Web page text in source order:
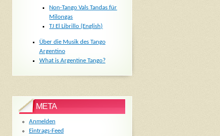
Non-Tango Vals Tandas für
Milongas
TJ El Librillo (English)
Über die Musik des Tango
Argentino
What is Argentine Tango?
META
Anmelden
Eintrags-Feed